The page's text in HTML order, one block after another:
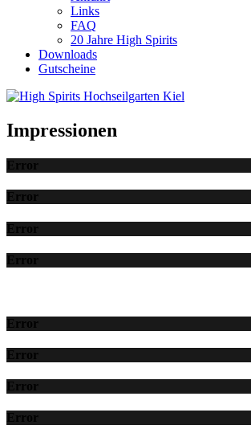
Links
FAQ
20 Jahre High Spirits
Downloads
Gutscheine
Impressionen
Error
Error
Error
Error
Error
Error
Error
Error